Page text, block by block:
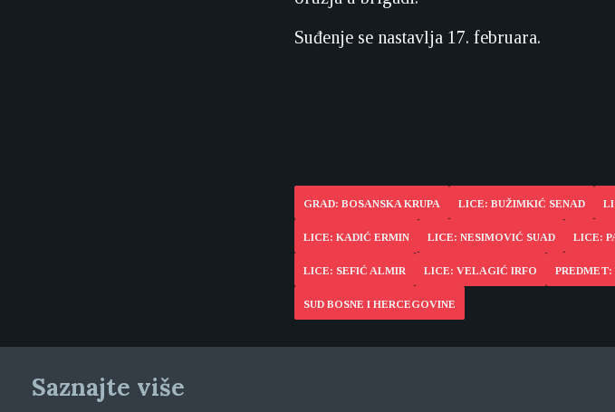
Suđenje se nastavlja 17. februara.
GRAD: BOSANSKA KRUPA LICE: BUŽIMKIĆ SENAD
LICE: KADIĆ ERMIN LICE: NESIMOVIĆ SUAD LICE:
LICE: SEFIĆ ALMIR LICE: VELAGIĆ IRFO PREDMET:
SUD BOSNE I HERCEGOVINE
Saznajte više